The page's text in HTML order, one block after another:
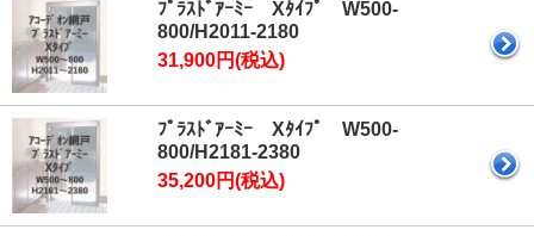
ﾌﾟﾗｽﾄﾞｱｰﾐｰ Xﾀｲﾌﾟ W500-
800/H2011-2180
31,900円(税込)
ﾌﾟﾗｽﾄﾞｱｰﾐｰ Xﾀｲﾌﾟ W500-
800/H2181-2380
35,200円(税込)